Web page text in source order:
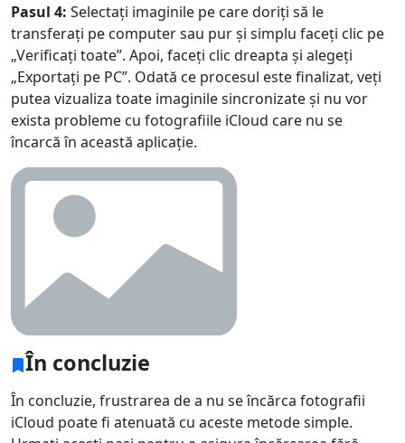
Pasul 4: Selectați imaginile pe care doriți să le
transferați pe computer sau pur și simplu faceți clic pe
„Verificați toate”. Apoi, faceți clic dreapta și alegeți
„Exportați pe PC”. Odată ce procesul este finalizat, veți
putea vizualiza toate imaginile sincronizate și nu vor
exista probleme cu fotografiile iCloud care nu se
încarcă în această aplicație.
În concluzie
În concluzie, frustrarea de a nu se încărca fotografii
iCloud poate fi atenuată cu aceste metode simple.